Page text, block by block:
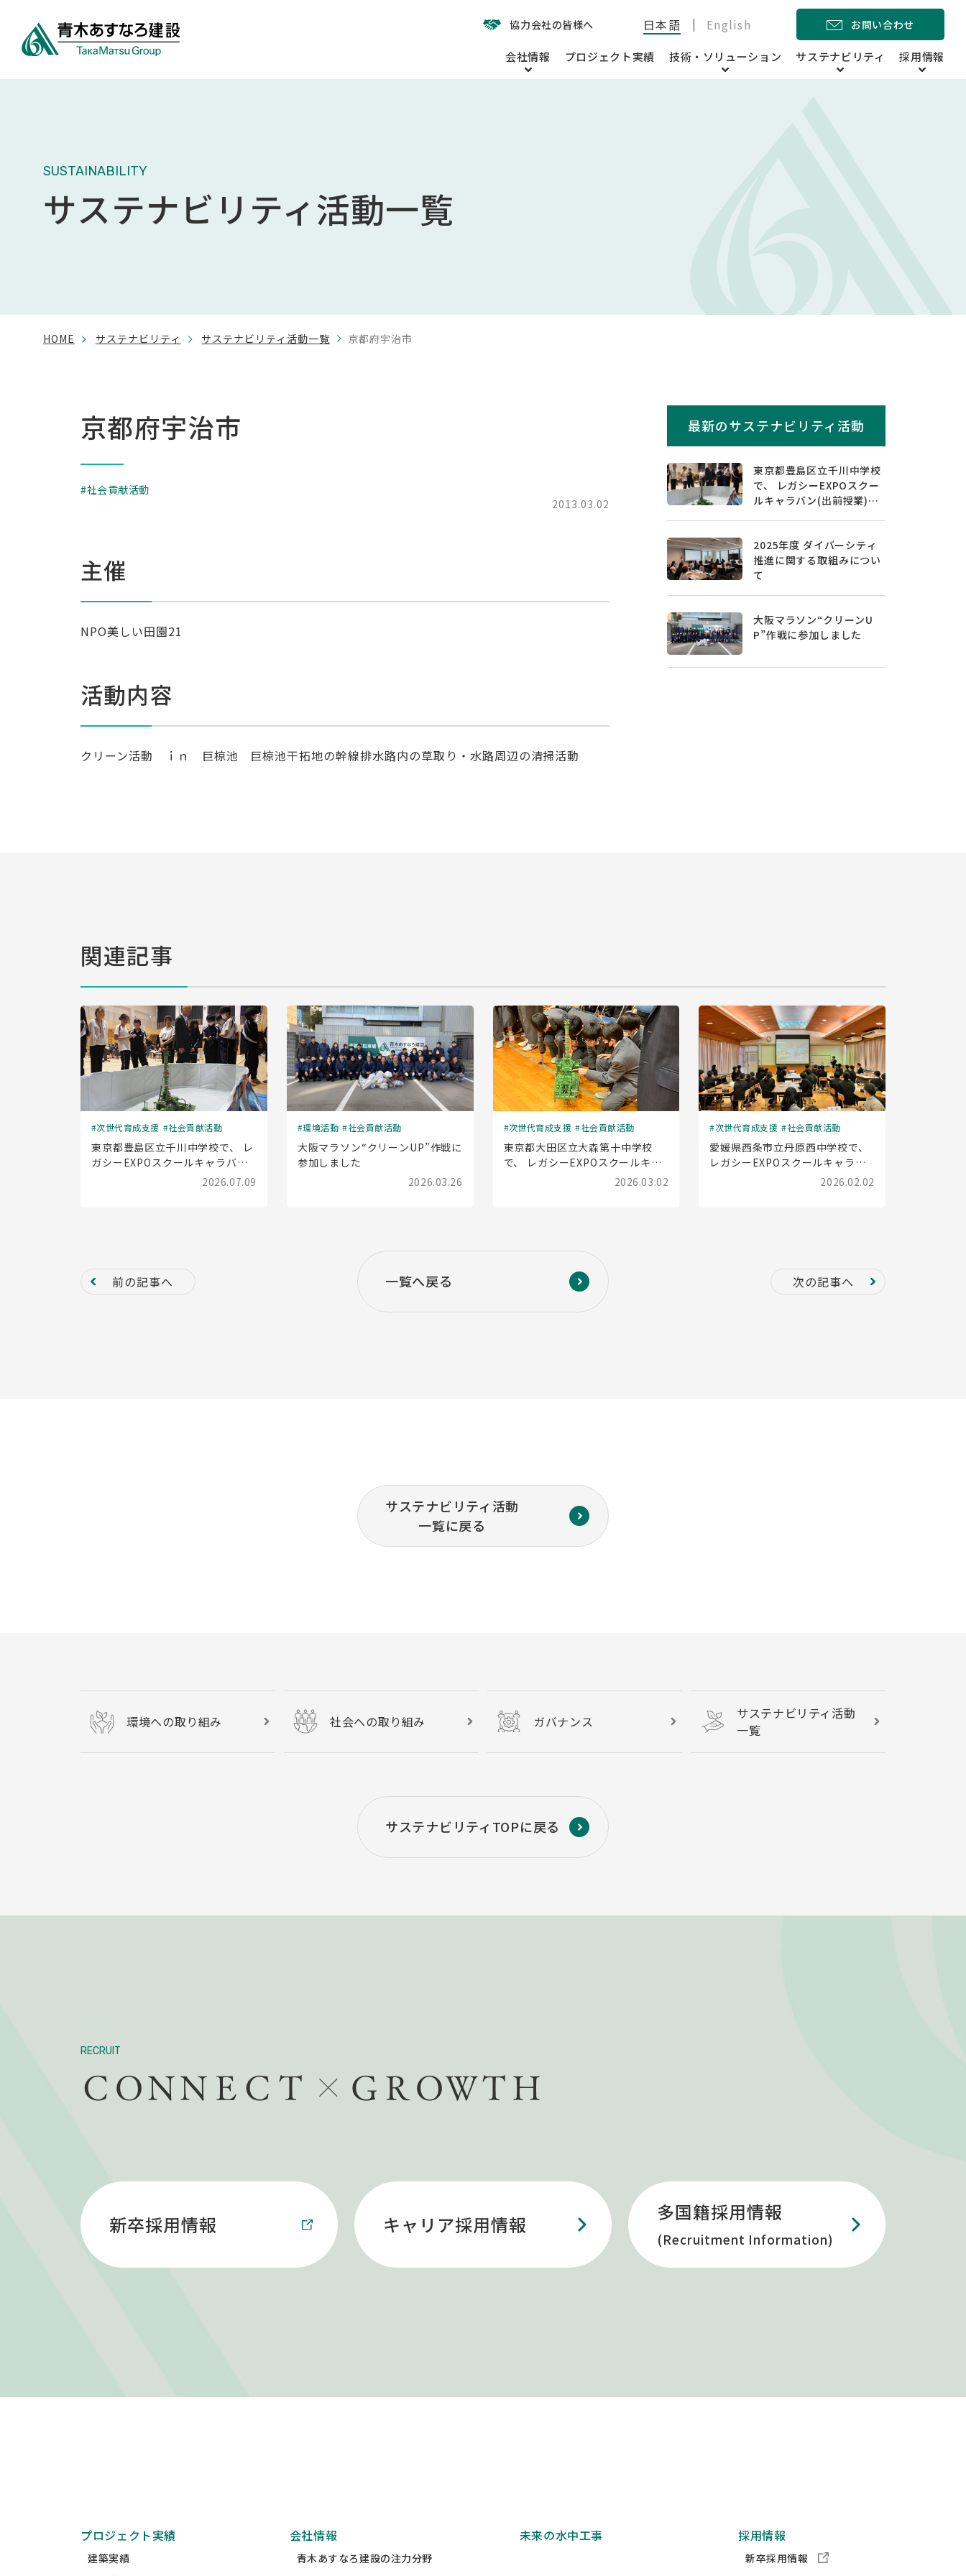
日本語 English
会社情報 プロジェクト実績 技術・ソリューション サステナビリティ 採用情報
協力会社の皆様へ お問い合わせ
SUSTAINABILITY
サステナビリティ活動一覧
HOME サステナビリティ サステナビリティ活動一覧 京都府宇治市
京都府宇治市
社会貢献活動
2013.03.02
主催
NPO美しい田園21
活動内容
クリーン活動 ｉｎ 巨椋池 巨椋池干拓地の幹線排水路内の草取り・水路周辺の清掃活動
最新のサステナビリティ活動
東京都豊島区立千川中学校
で、 レガシーEXPOスクー
ルキャラバン(出前授業)を
2025年度 ダイバーシティ
推進に関する取組みについ
て
大阪マラソン“クリーンU
P”作戦に参加しました
関連記事
次世代育成支援 社会貢献活動
東京都豊島区立千川中学校で、 レ
ガシーEXPOスクールキャラバン
(出前授業)を実施しました2026.07.09
環境活動 社会貢献活動
大阪マラソン“クリーンUP”作戦に
参加しました
2026.03.26
次世代育成支援 社会貢献活動
東京都大田区立大森第十中学校
で、 レガシーEXPOスクールキャ
ラバン(出前授業)を実施しました
2026.03.02
次世代育成支援 社会貢献活動
愛媛県西条市立丹原西中学校で、
レガシーEXPOスクールキャラバ
ン(出前授業)を実施しました2026.02.02
前の記事へ 次の記事へ
一覧へ戻る
サステナビリティ活動
一覧に戻る
環境への取り組み 社会への取り組み ガバナンス
サステナビリティ活動
一覧
サステナビリティTOPに戻る
RECRUIT
新卒採用情報 キャリア採用情報
多国籍採用情報
(Recruitment Information)
プロジェクト実績
建築実績
会社情報
青木あすなろ建設の注力分野
未来の水中工事 採用情報
新卒採用情報